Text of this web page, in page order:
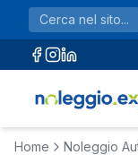
Vai al contenuto
Home Noleggio